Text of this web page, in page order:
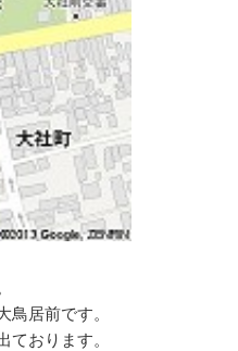
鳥居前です。
ております。